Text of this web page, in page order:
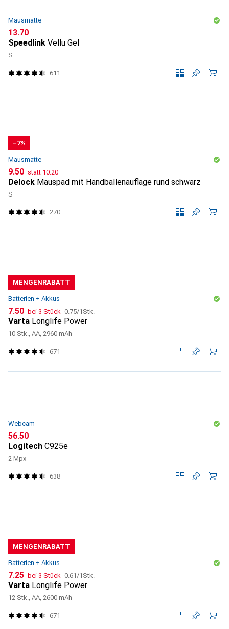
Mausmatte
CHF
13.70
Speedlink Vellu Gel
S
611
−7%
Mausmatte
CHF
9.50 statt CHF
10.20
Delock Mauspad mit Handballenauflage rund schwarz
S
270
MENGENRABATT
Batterien + Akkus
CHF
7.50 bei 3 Stück CHF
0.75/1Stk.
Varta Longlife Power
10 Stk., AA, 2960 mAh
671
Webcam
CHF
56.50
Logitech C925e
2 Mpx
638
MENGENRABATT
Batterien + Akkus
CHF
7.25 bei 3 Stück CHF
0.61/1Stk.
Varta Longlife Power
12 Stk., AA, 2600 mAh
671